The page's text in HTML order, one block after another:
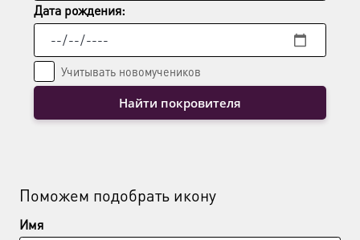
Дата рождения:
Учитывать новомучеников
Найти покровителя
Поможем подобрать икону
Имя